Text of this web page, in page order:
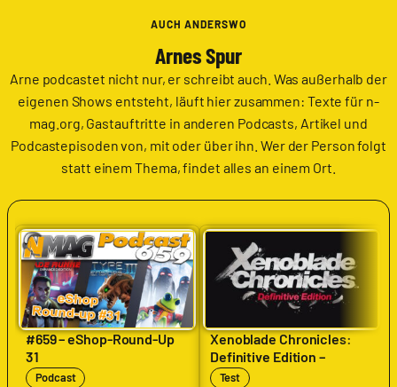
AUCH ANDERSWO
Arnes Spur
Arne podcastet nicht nur, er schreibt auch. Was außerhalb der
eigenen Shows entsteht, läuft hier zusammen: Texte für n-
mag.org, Gastauftritte in anderen Podcasts, Artikel und
Podcastepisoden von, mit oder über ihn. Wer der Person folgt
statt einem Thema, findet alles an einem Ort.
#659 – eShop-Round-Up
31
Podcast
Xenoblade Chronicles:
Definitive Edition –
Nintendo Switch 2 Edition
Test